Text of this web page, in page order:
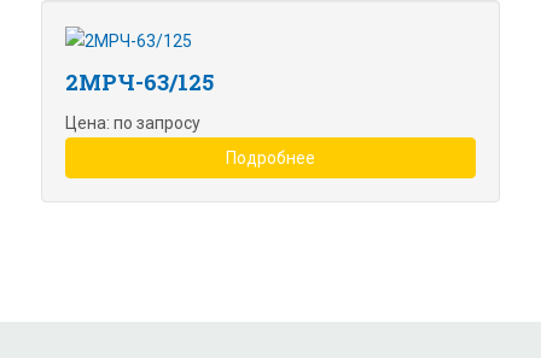
2МРЧ-63/125
Цена: по запросу
Подробнее